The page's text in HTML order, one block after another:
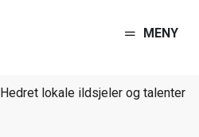
MENY
Hedret lokale ildsjeler og talenter